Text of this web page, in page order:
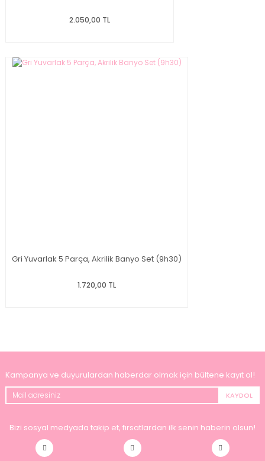
2.050,00 TL
Gri Yuvarlak 5 Parça, Akrilik Banyo Set (9h30)
1.720,00 TL
Kampanya ve duyurulardan haberdar olmak için bültene kayıt ol!
KAYDOL
Bizi sosyal medyada takip et, fırsatlardan ilk senin haberin olsun!